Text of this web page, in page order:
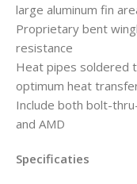
large aluminum fin
Proprietary bent
resistance
Heat pipes soldered
optimum heat
Include both bolt-
and AMD
Specificaties